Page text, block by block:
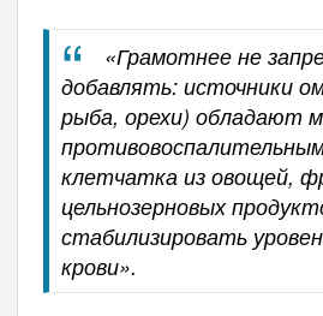
«Грамотнее не
добавлять: источники
рыба, орехи) обладают
клетчатка из овощей,
цельнозерновых
стабилизировать
крови».